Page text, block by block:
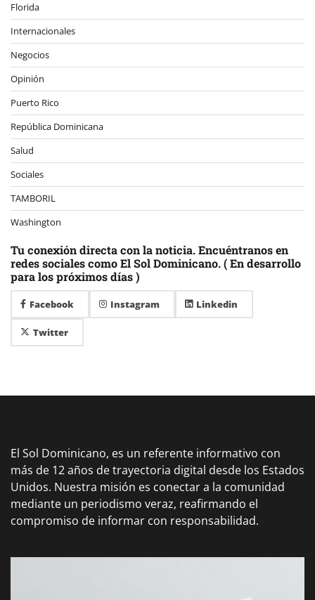
Florida
Internacionales
Negocios
Opinión
Puerto Rico
República Dominicana
Salud
Sociales
TAMBORIL
Washington
Tu conexión directa con la noticia. Encuéntranos en
redes sociales como El Sol Dominicano. ( En desarrollo
para los próximos días )
Facebook Instagram Linkedin
Twitter
El Sol Dominicano, es un referente informativo con
más de 12 años de trayectoria digital desde los Estados
Unidos. Nuestra misión es conectar a la comunidad
mediante un periodismo veraz, reafirmando el
compromiso de informar con responsabilidad.